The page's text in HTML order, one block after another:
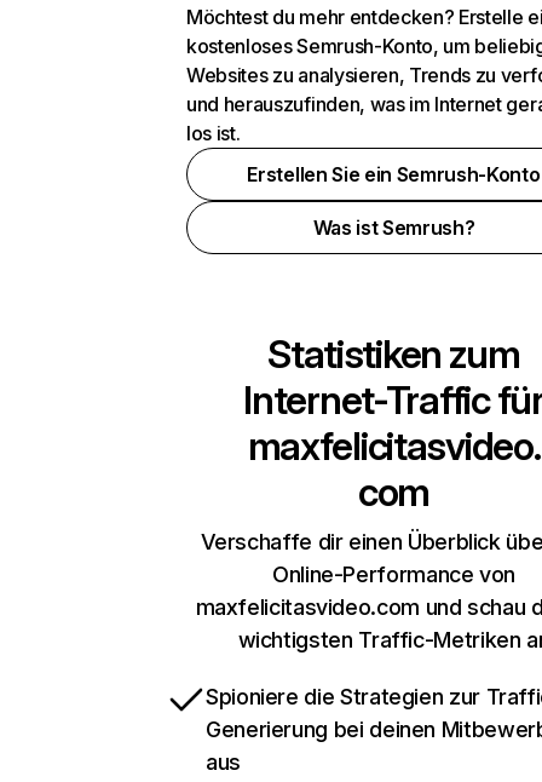
Möchtest du mehr entdecken? Erstelle
kostenloses Semrush-Konto, um
Websites zu analysieren, Trends zu
und herauszufinden, was im Internet
los ist.
Erstellen Sie ein Semrush-Konto
Was ist Semrush?
Statistiken zum
Internet-Traffic
maxfelicitasvideo.
com
Verschaffe dir einen Überblick
Online-Performance von
maxfelicitasvideo.com und schau
wichtigsten Traffic-Metriken
Spioniere die Strategien zur
Generierung bei deinen
aus